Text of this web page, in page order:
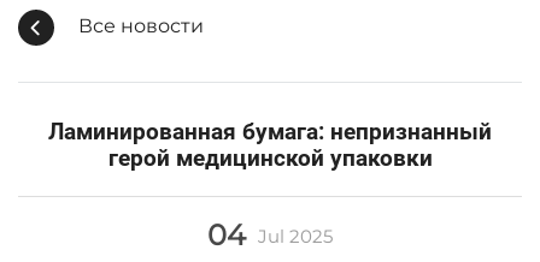
Все новости
Ламинированная бумага: непризнанный
герой медицинской упаковки
04 Jul 2025